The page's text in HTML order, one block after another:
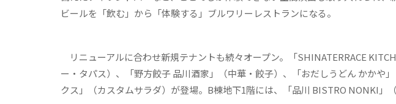
ビールを「飲む」から「体験する」ブルワリーレストランになる。
リニューアルに合わせ新規テナントも続々オープン。「SHINATERRACE
ー・タパス）、「野方餃子 品川酒家」（中華・餃子）、「おだしうどん かかや
クス」（カスタムサラダ）が登場。B棟地下1階には、「品川 BISTRO NONKI」